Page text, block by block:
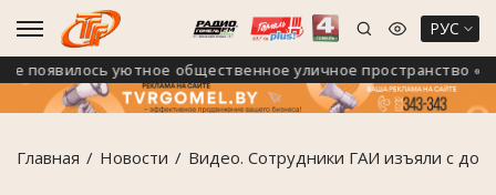
РУС
уютное общественное уличное пространство
Главная Новости Видео. Сотрудники ГАИ изъяли с